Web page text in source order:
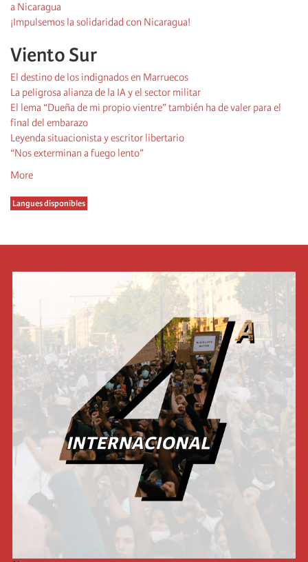
a Nicaragua
¡Impulsemos la solidaridad con Nicaragua!
Viento Sur
El destino de los indignados en Marruecos
La peligrosa alianza de la IA y el sector militar
El lema “Dueña de mi propio vientre” también ha de valer para el
final del embarazo
Leyenda situacionista y escritor libertario
“Nos exterminan a fuego lento”
More
Langues disponibles